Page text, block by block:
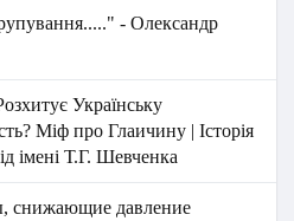
- Олександр
Українську
Міф про Глаичину | Історія
імені Т.Г. Шевченка
снижающие давление